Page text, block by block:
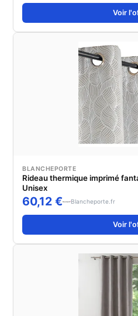
Voir
BLANCHEPORTE
Rideau thermique imprimé
Unisex
60,12 € Blancheporte.fr
Voir